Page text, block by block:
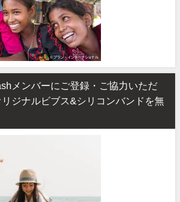
メンバーにご登録・ご協力いただ
ジナルビブス&シリコンバンドを無